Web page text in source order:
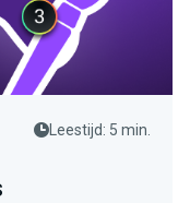
Leestijd: 5 min.